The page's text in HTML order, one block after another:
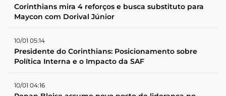
Corinthians mira 4 reforços e busca substituto para
Maycon com Dorival Júnior
10/01 05:14
Presidente do Corinthians: Posicionamento sobre
Política Interna e o Impacto da SAF
10/01 04:16